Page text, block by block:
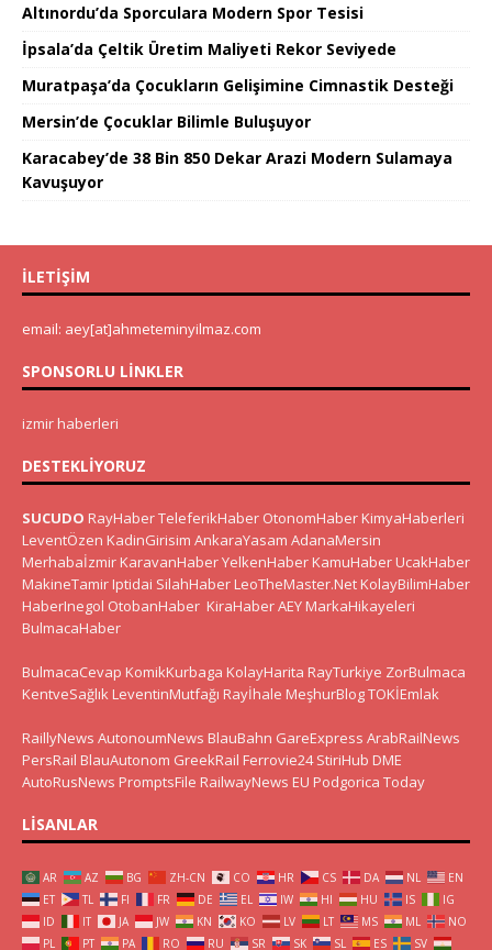
Altınordu’da Sporculara Modern Spor Tesisi
İpsala’da Çeltik Üretim Maliyeti Rekor Seviyede
Muratpaşa’da Çocukların Gelişimine Cimnastik Desteği
Mersin’de Çocuklar Bilimle Buluşuyor
Karacabey’de 38 Bin 850 Dekar Arazi Modern Sulamaya
Kavuşuyor
İLETIŞIM
email: aey[at]ahmeteminyilmaz.com
SPONSORLU LINKLER
izmir haberleri
DESTEKLIYORUZ
SUCUDO RayHaberTeleferikHaber OtonomHaber KimyaHaberleri
LeventÖzen KadinGirisim AnkaraYasam AdanaMersin
Merhabaİzmir KaravanHaberYelkenHaber KamuHaber UcakHaber
MakineTamir Iptidai SilahHaber LeoTheMaster.Net KolayBilimHaber
HaberInegol OtobanHaber KiraHaberAEY MarkaHikayeleri
BulmacaHaber
BulmacaCevap KomikKurbaga KolayHarita RayTurkiye ZorBulmaca
KentveSağlık LeventinMutfağı Rayİhale MeşhurBlogTOKİEmlak
RaillyNews AutonoumNews BlauBahn GareExpress ArabRailNews
PersRail BlauAutonom GreekRail Ferrovie24 StiriHub DME
AutoRusNews PromptsFile RailwayNews EU Podgorica Today
LISANLAR
AR AZ BG ZH-CN CO HR CS DA NL
EN
ET
TL FI FR DE EL IW HI HU IS
IG
ID
IT JA JW KN KO LV LT MS ML
NO
PL
PT PA RO RU SR SK SL ES SV